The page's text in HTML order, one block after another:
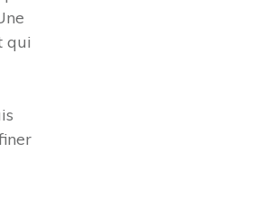
qui